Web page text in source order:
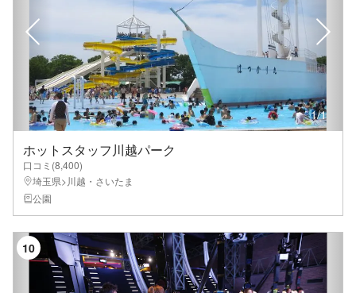
1/1
ホットスタッフ川越パーク
口コミ(8,400)
埼玉県>川越・さいたま
公園
10